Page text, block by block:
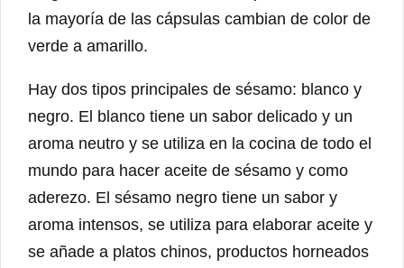
la mayoría de las cápsulas cambian de color de
verde a amarillo.
Hay dos tipos principales de sésamo: blanco y
negro. El blanco tiene un sabor delicado y un
aroma neutro y se utiliza en la cocina de todo el
mundo para hacer aceite de sésamo y como
aderezo. El sésamo negro tiene un sabor y
aroma intensos, se utiliza para elaborar aceite y
se añade a platos chinos, productos horneados